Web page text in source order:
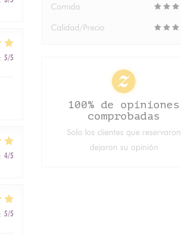
5/5
4/5
5/5
Comida
Calidad/Precio
100% de opiniones
comprobadas
Solo los clientes que reservaron
dejaron su opinión